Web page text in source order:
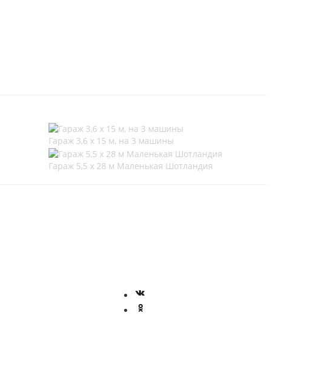
Гараж 3,6 х 15 м, на 3 машины
Гараж 5,5 х 28 м Маленькая Шотландия